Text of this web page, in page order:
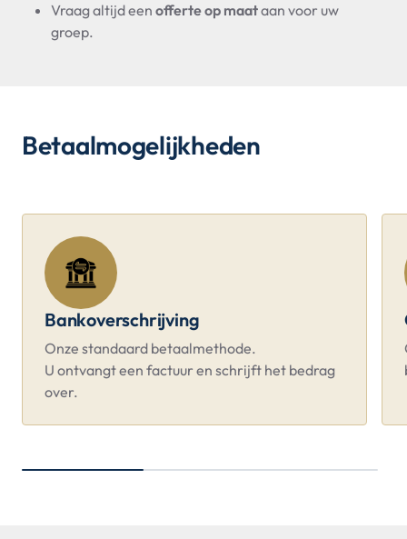
Vraag altijd een offerte op maataan voor uw
groep.
Betaalmogelijkheden
Bankoverschrijving
Onze standaard betaalmethode.
U ontvangt een factuur en schrijft het bedrag
over.